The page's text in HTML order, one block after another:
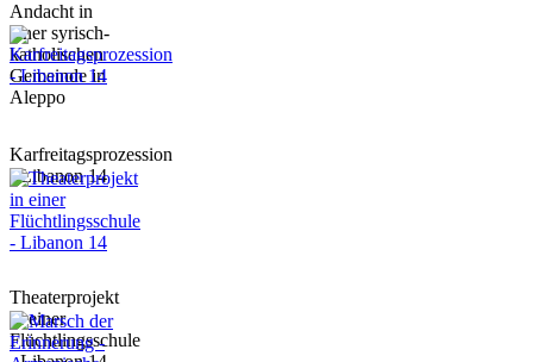
Andacht in
einer syrisch-
katholischen
Gemeinde in
Aleppo
Karfreitagsprozession
- Libanon 14
Theaterprojekt
in einer
Flüchtlingsschule